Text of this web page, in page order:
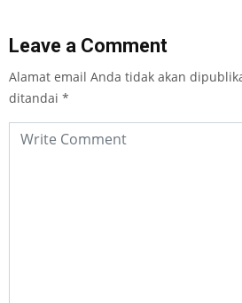
Leave a Comment
Alamat email Anda tidak akan
ditandai *